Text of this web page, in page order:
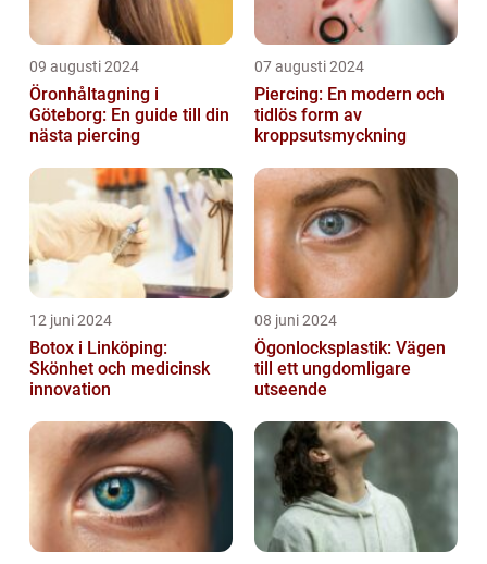
09 augusti 2024
Öronhåltagning i
Göteborg: En guide till din
nästa piercing
07 augusti 2024
Piercing: En modern och
tidlös form av
kroppsutsmyckning
12 juni 2024
Botox i Linköping:
Skönhet och medicinsk
innovation
08 juni 2024
Ögonlocksplastik: Vägen
till ett ungdomligare
utseende